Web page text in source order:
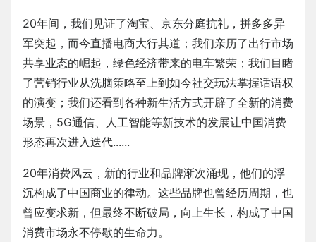
20年间，我们见证了淘宝、京东分庭抗礼，拼多多异
军突起，而今直播电商大行其道；我们亲历了出行市场
共享业态的崛起，绿色经济带来的电车繁荣；我们目睹
了营销行业从洗脑策略至上到如今社交玩法掌握话语权
的演变；我们还看到各种新生活方式开辟了全新的消费
场景，5G通信、人工智能等新技术的发展让中国消费
形态再次进入迭代......
20年消费风云，新的行业和品牌渐次涌现，他们的浮
沉构成了中国商业的律动。这些品牌也曾经历周期，也
曾应变求新，但最终不断破局，向上生长，构成了中国
消费市场永不停歇的生命力。